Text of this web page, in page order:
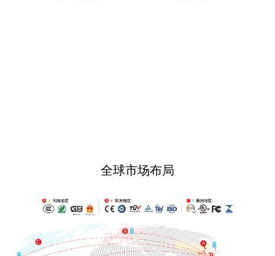
全球市场布局